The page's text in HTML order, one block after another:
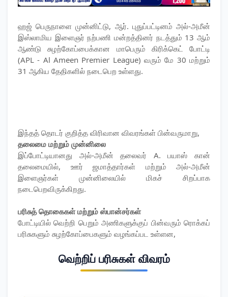
ஹஜ் பெருநாளை முன்னிட்டு, ஆர். புதுப்பட்டினம் அல்-அமீன்
இஸ்லாமிய இளைஞர் நற்பணி மன்றத்தினர் நடத்தும் 13 ஆம்
ஆண்டு சுழற்கோப்பைக்கான மாபெரும் கிரிக்கெட் போட்டி
(APL - Al Ameen Premier League) வரும் மே 30 மற்றும்
31 ஆகிய தேதிகளில் நடைபெற உள்ளது.
​இந்தத் தொடர் குறித்த விரிவான விவரங்கள் பின்வருமாறு,
​தலைமை மற்றும் முன்னிலை
​இப்போட்டியானது அல்-அமீன் தலைவர் A. பயாஸ் கான்
தலைமையில், ஊர் ஜமாத்தார்கள் மற்றும் அல்-அமீன்
இளைஞர்கள் முன்னிலையில் மிகச் சிறப்பாக
நடைபெறவிருக்கிறது.
​பரிசுத் தொகைகள் மற்றும் ஸ்பான்சர்கள்
​போட்டியில் வெற்றி பெறும் அணிகளுக்குப் பின்வரும் ரொக்கப்
பரிசுகளும் சுழற்கோப்பைகளும் வழங்கப்பட உள்ளன,
வெற்றிப் பரிசுகள் விவரம்